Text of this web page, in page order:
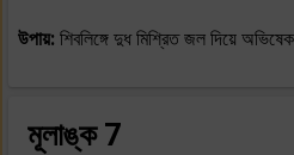
উপায়: শিবলিঙ্গে দুধ মিশ্রিত জল দিয়ে
মূলাঙ্ক 7